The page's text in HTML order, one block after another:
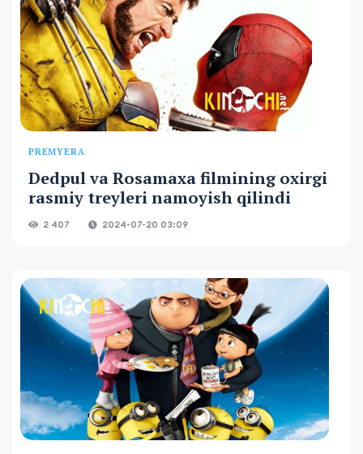
PREMYERA
Dedpul va Rosamaxa filmining oxirgi
rasmiy treyleri namoyish qilindi
2 407 2024-07-20 03:09